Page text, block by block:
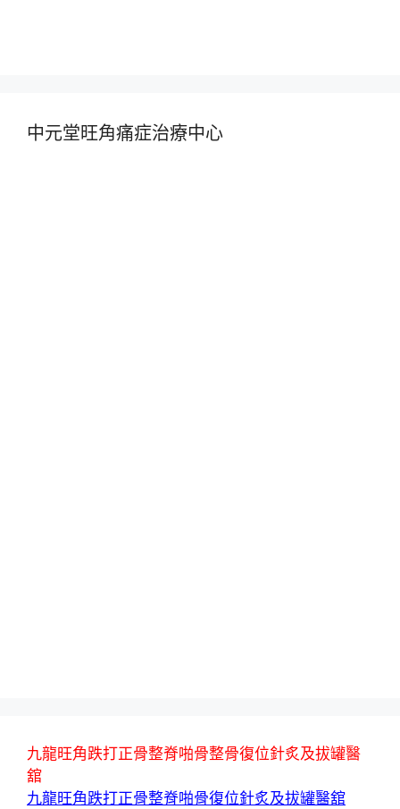
中元堂旺角痛症治療中心
九龍旺角跌打正骨整脊啪骨整骨復位針炙及拔罐醫
舘
九龍旺角跌打正骨整脊啪骨復位針炙及拔罐醫舘